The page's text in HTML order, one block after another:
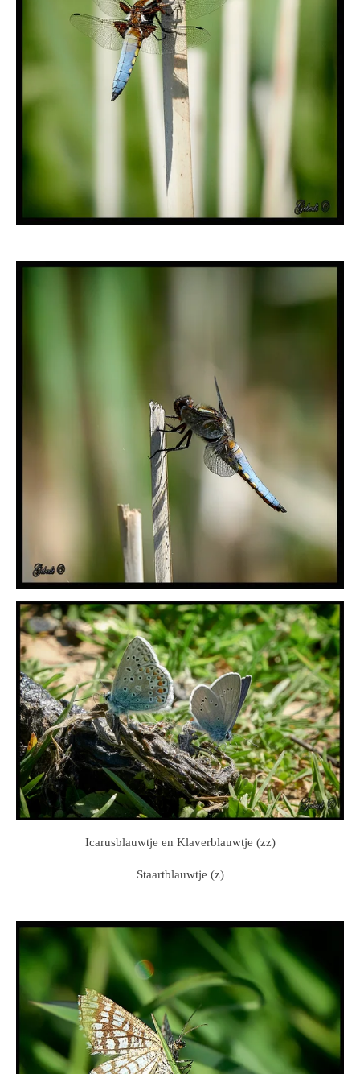
Icarusblauwtje en Klaverblauwtje (zz)
Staartblauwtje (z)